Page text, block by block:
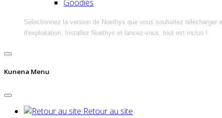
Goodies
Sélectionnez la version de Noethys que vous souhaitez télécharger
d'exploitation. Installez Noethys et lancez-vous, tout est inclus !
Kunena Menu
Retour au site